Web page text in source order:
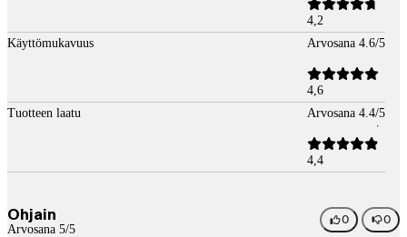
4,2
Käyttömukavuus
Arvosana 4.6/5
4,6
Tuotteen laatu
Arvosana 4.4/5
4,4
Ohjain
Arvosana 5/5
0 0